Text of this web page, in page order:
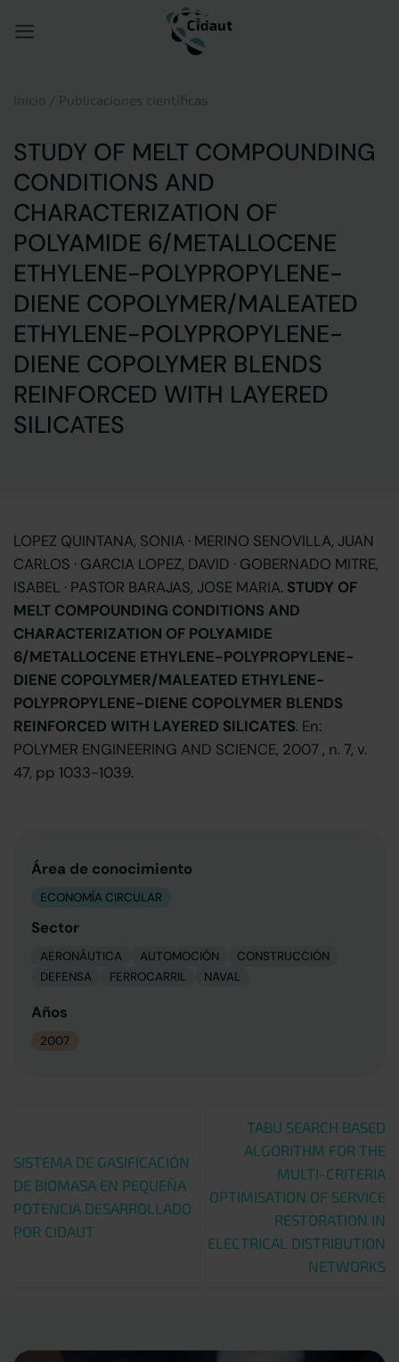
Inicio Publicaciones científicas
STUDY OF MELT COMPOUNDING
CONDITIONS AND
CHARACTERIZATION OF
POLYAMIDE 6/METALLOCENE
ETHYLENE-POLYPROPYLENE-
DIENE COPOLYMER/MALEATED
ETHYLENE-POLYPROPYLENE-
DIENE COPOLYMER BLENDS
REINFORCED WITH LAYERED
SILICATES
LOPEZ QUINTANA, SONIA · MERINO SENOVILLA, JUAN
CARLOS · GARCIA LOPEZ, DAVID · GOBERNADO MITRE,
ISABEL · PASTOR BARAJAS, JOSE MARIA. STUDY OF
MELT COMPOUNDING CONDITIONS AND
CHARACTERIZATION OF POLYAMIDE
6/METALLOCENE ETHYLENE-POLYPROPYLENE-
DIENE COPOLYMER/MALEATED ETHYLENE-
POLYPROPYLENE-DIENE COPOLYMER BLENDS
REINFORCED WITH LAYERED SILICATES. En:
POLYMER ENGINEERING AND SCIENCE, 2007 , n. 7, v.
47, pp 1033-1039.
Área de conocimiento
ECONOMÍA CIRCULAR
Sector
AERONÁUTICA AUTOMOCIÓN
CONSTRUCCIÓN
DEFENSA
FERROCARRIL NAVAL
Años
2007
SISTEMA DE GASIFICACIÓN
DE BIOMASA EN PEQUEÑA
POTENCIA DESARROLLADO
POR CIDAUT
TABU SEARCH BASED
ALGORITHM FOR THE
MULTI-CRITERIA
OPTIMISATION OF SERVICE
RESTORATION IN
ELECTRICAL DISTRIBUTION
NETWORKS